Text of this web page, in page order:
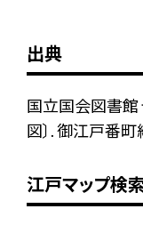
出典
国立国会図書館
図〕. 御江戸番町
江戸マップ検